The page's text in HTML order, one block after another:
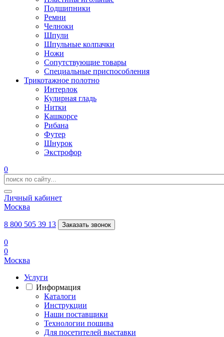
Подшипники
Ремни
Челноки
Шпули
Шпульные колпачки
Ножи
Сопутствующие товары
Специальные приспособления
Трикотажное полотно
Интерлок
Кулирная гладь
Нитки
Кашкорсе
Рибана
Футер
Шнурок
Экстрофор
0
Личный кабинет
Москва
8 800 505 39 13 Заказать звонок
0
0
Москва
Услуги
Информация
Каталоги
Инструкции
Наши поставщики
Технологии пошива
Для посетителей выставки